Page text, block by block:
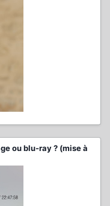
ou blu-ray ? (mise à